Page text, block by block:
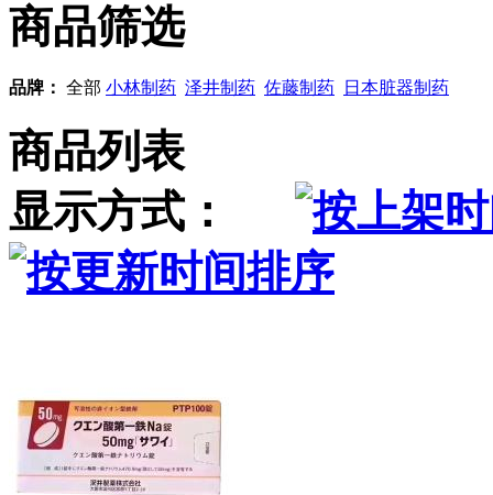
商品筛选
品牌： 全部 小林制药 泽井制药 佐藤制药 日本脏器制药
商品列表
显示方式：